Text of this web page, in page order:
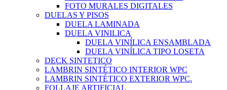
FOTO MURALES DIGITALES
DUELAS Y PISOS
DUELA LAMINADA
DUELA VINILICA
DUELA VINÍLICA ENSAMBLADA
DUELA VINÍLICA TIPO LOSETA
DECK SINTETICO
LAMBRIN SINTÉTICO INTERIOR WPC
LAMBRIN SINTÉTICO EXTERIOR WPC.
FOLLAJE ARTIFICIAL